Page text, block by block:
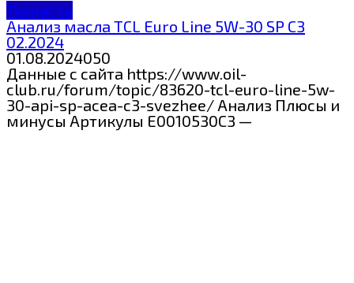
Техчасть
Анализ масла TCL Euro Line 5W-30 SP C3
02.2024
01.08.2024050
Данные с сайта https://www.oil-
club.ru/forum/topic/83620-tcl-euro-line-5w-
30-api-sp-acea-c3-svezhee/ Анализ Плюсы и
минусы Артикулы E0010530C3 —